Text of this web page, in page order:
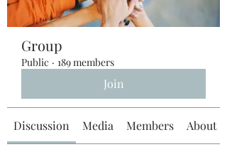
Group
Public · 189 members
Join
Discussion Media Members About